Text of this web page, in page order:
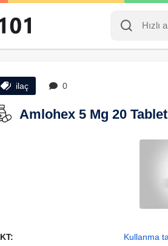
ilaç 0
Amlohex 5 Mg 20 Tablet
KT: Kullanma